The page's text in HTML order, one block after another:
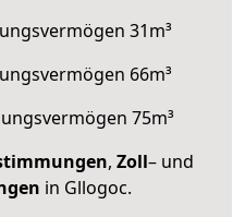
31m³
66m³
75m³
, Zoll– und
in Gllogoc.